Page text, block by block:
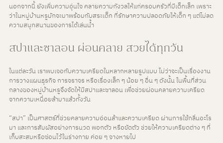
นอกจากนี้ ยังเพิ่มความอุ่นใจ คลายความกังวลให้แก่ครอบครัวที่มีเด็กเล็ก เพราะ
ว่าในหมู่บ้านหรูมักจะมาพร้อมกับสระเด็ก ที่รักษาความปลอดภัยให้เด็ก ๆ แต่ไม่ลด
ความสนุกสนานของการได้เล่นน้ำ
สปาและซาลอน ผ่อนคลาย สวยได้ทุกวัน
ในแต่ละวัน เราพบเจอกับความเครียดในหลากหลายรูปแบบ ไม่ว่าจะเป็นเรื่องงาน
การวางแผนธุรกิจ การจราจร หรือเรื่องเล็ก ๆ น้อย ๆ อื่น ๆ ดังนั้น ในพื้นที่ส่วน
กลางของหมู่บ้านหรูจึงจัดให้มีสปาและซาลอน เพื่อช่วยผ่อนคลายความเครียด
จากความเหนื่อยล้ามาแล้วทั้งวัน
“สปา” เป็นศาสตร์ที่ช่วยคลายความอ่อนล้าและความเครียด ผ่านการใช้กลิ่นอะโร
มา และการสัมผัสอย่างการนวด พอกตัว หรือขัดตัว ช่วยให้ความเครียดต่าง ๆ ที่
เก็บสะสมหรือซ่อนไว้ในร่างกาย ค่อย ๆ จางหายไป